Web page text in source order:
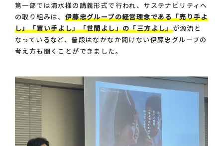
第一部では清水様の講義形式で行われ、サステナビリティへ
の取り組みは、 伊藤忠グループの経営理念である「売り手よ
し」「買い手よし」「世間よし」の「三方よし」が源流と
なっているなど、普段はなかなか聞けない伊藤忠グループの
考え方も聞くことができました。